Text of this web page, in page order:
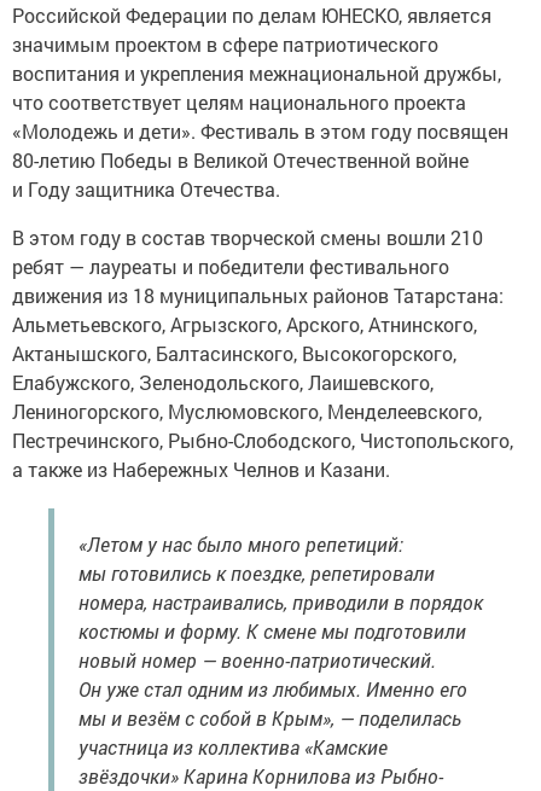
Российской Федерации по делам ЮНЕСКО, является
значимым проектом в сфере патриотического
воспитания и укрепления межнациональной дружбы,
что соответствует целям национального проекта
«Молодежь и дети». Фестиваль в этом году посвящен
80-летию Победы в Великой Отечественной войне
и Году защитника Отечества.
В этом году в состав творческой смены вошли 210
ребят — лауреаты и победители фестивального
движения из 18 муниципальных районов Татарстана:
Альметьевского, Агрызского, Арского, Атнинского,
Актанышского, Балтасинского, Высокогорского,
Елабужского, Зеленодольского, Лаишевского,
Лениногорского, Муслюмовского, Менделеевского,
Пестречинского, Рыбно-Слободского, Чистопольского,
а также из Набережных Челнов и Казани.
«Летом у нас было много репетиций:
мы готовились к поездке, репетировали
номера, настраивались, приводили в порядок
костюмы и форму. К смене мы подготовили
новый номер — военно-патриотический.
Он уже стал одним из любимых. Именно его
мы и везём с собой в Крым», — поделилась
участница из коллектива «Камские
звёздочки» Карина Корнилова из Рыбно-